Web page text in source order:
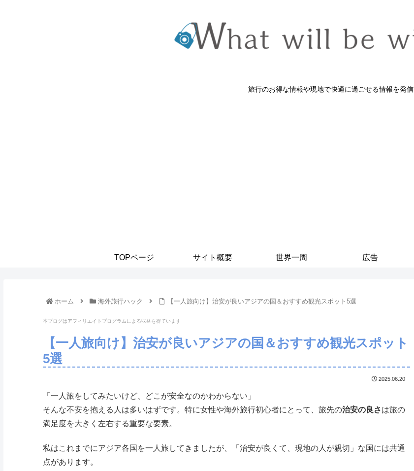
旅行のお得な情報や現地で快適に過ごせる情報を発信
TOPページ サイト概要 世界一周 広告
ホーム 海外旅行ハック 【一人旅向け】治安が良いアジアの国＆おすすめ観光スポット5選
本ブログはアフィリエイトプログラムに よる収益を得ています
【一人旅向け】治安が良いアジアの国＆おすすめ観光スポット
5選
2025.06.20
「一人旅をしてみたいけど、どこが安全なのかわからない」
そんな不安を抱える人は多いはずです。特に女性や海外旅行初心者にとって、旅先の治安の良さは旅の
満足度を大きく左右する重要な要素。
私はこれまでにアジア各国を一人旅してきましたが、「治安が良くて、現地の人が親切」な国には共通
点があります。